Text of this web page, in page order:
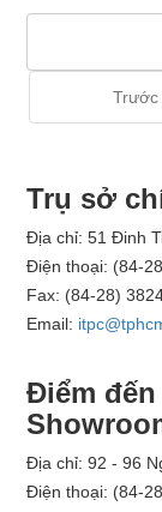
Trước
Trụ sở
Địa chỉ: 51 Đinh
Điện thoại: (84-
Fax: (84-28)
Email:
Điểm
Địa chỉ: 92 - 96
Điện thoại: (84-